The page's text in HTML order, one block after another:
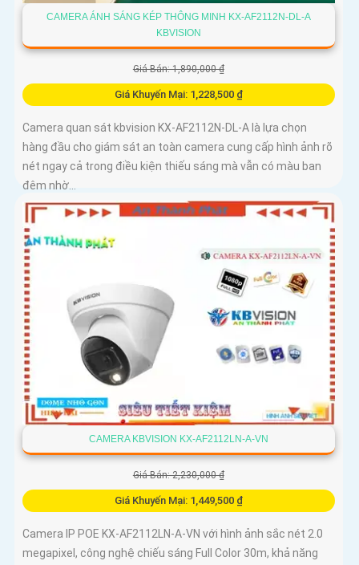
CAMERA ÁNH SÁNG KÉP THÔNG MINH KX-AF2112N-DL-A
KBVISION
Giá Bán: 1,890,000 ₫
Giá Khuyến Mại: 1,228,500 ₫
Camera quan sát kbvision KX-AF2112N-DL-A là lựa chọn
hàng đầu cho giám sát an toàn camera cung cấp hình ảnh rõ
nét ngay cả trong điều kiện thiếu sáng mà vẫn có màu ban
đêm nhờ...
CAMERA KBVISION KX-AF2112LN-A-VN
Giá Bán: 2,230,000 ₫
Giá Khuyến Mại: 1,449,500 ₫
Camera IP POE KX-AF2112LN-A-VN với hình ảnh sắc nét 2.0
megapixel, công nghệ chiếu sáng Full Color 30m, khả năng